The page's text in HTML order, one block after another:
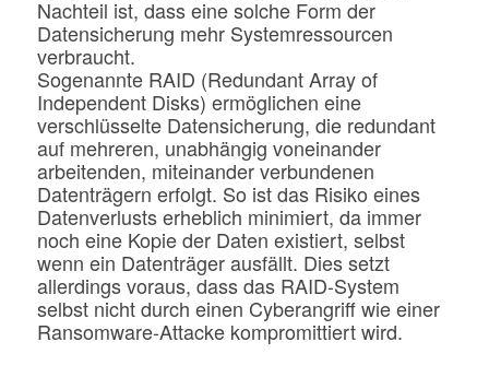
Nachteil ist, dass eine solche Form der
Datensicherung mehr Systemressourcen
verbraucht.
Sogenannte RAID (Redundant Array of
Independent Disks) ermöglichen eine
verschlüsselte Datensicherung, die redundant
auf mehreren, unabhängig voneinander
arbeitenden, miteinander verbundenen
Datenträgern erfolgt. So ist das Risiko eines
Datenverlusts erheblich minimiert, da immer
noch eine Kopie der Daten existiert, selbst
wenn ein Datenträger ausfällt. Dies setzt
allerdings voraus, dass das RAID-System
selbst nicht durch einen Cyberangriff wie einer
Ransomware-Attacke kompromittiert wird.